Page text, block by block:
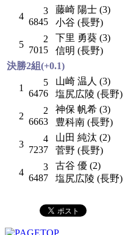
4
3
6845
藤崎 陽士 (3)
小谷 (長野)
5
2
7015
下里 勇葵 (3)
信明 (長野)
決勝2組(+0.1)
1
5
6476
山崎 温人 (3)
塩尻広陵 (長野)
2
2
6663
神保 帆希 (3)
豊科南 (長野)
3
4
7237
山田 純汰 (2)
菅野 (長野)
4
3
6487
古谷 優 (2)
塩尻広陵 (長野)